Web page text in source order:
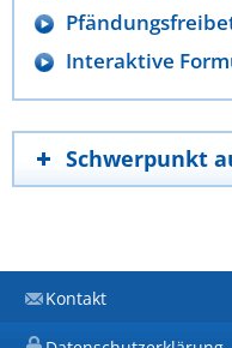
Interaktive
Schwerpunkt
Kontakt